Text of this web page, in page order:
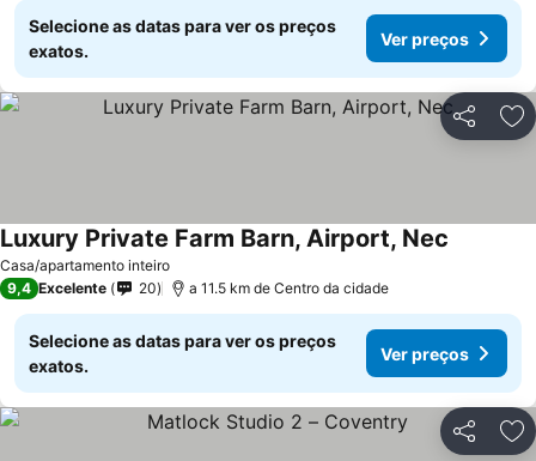
Selecione as datas para ver os preços
exatos.
Ver preços
Partilhar
Casa/apartamento inteiro
Luxury Private Farm Barn, Airport, Nec
9,4 Excelente 20 a 11.5 km de Centro da cidade
Selecione as datas para ver os preços
exatos.
Ver preços
Partilhar